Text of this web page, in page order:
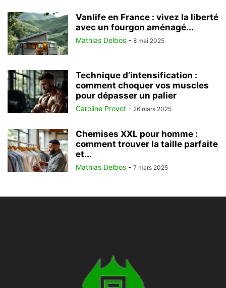
Vanlife en France : vivez la liberté
avec un fourgon aménagé...
Mathias Delbos - 8 mai 2025
Technique d’intensification :
comment choquer vos muscles
pour dépasser un palier
Caroline Provot - 26 mars 2025
Chemises XXL pour homme :
comment trouver la taille parfaite
et...
Mathias Delbos - 7 mars 2025